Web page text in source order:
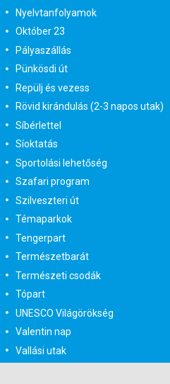
Nyelvtanfolyamok
Október 23
Pályaszállás
Pünkösdi út
Repülj és vezess
Rövid kirándulás (2-3 napos utak)
Síbérlettel
Síoktatás
Sportolási lehetőség
Szafari program
Szilveszteri út
Témaparkok
Tengerpart
Természetbarát
Természeti csodák
Tópart
UNESCO Világörökség
Valentin nap
Vallási utak